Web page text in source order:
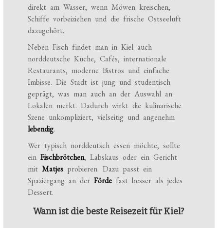
direkt am Wasser, wenn Möwen kreischen,
Schiffe vorbeiziehen und die frische Ostseeluft
dazugehört.
Neben Fisch findet man in Kiel auch
norddeutsche Küche, Cafés, internationale
Restaurants, moderne Bistros und einfache
Imbisse. Die Stadt ist jung und studentisch
geprägt, was man auch an der Auswahl an
Lokalen merkt. Dadurch wirkt die kulinarische
Szene unkompliziert, vielseitig und angenehm
lebendig.
Wer typisch norddeutsch essen möchte, sollte
einFischbrötchen, Labskaus oder ein Gericht
mitMatjes probieren. Dazu passt ein
Spaziergang an derFörde fast besser als jedes
Dessert.
Wann ist die beste Reisezeit für Kiel?